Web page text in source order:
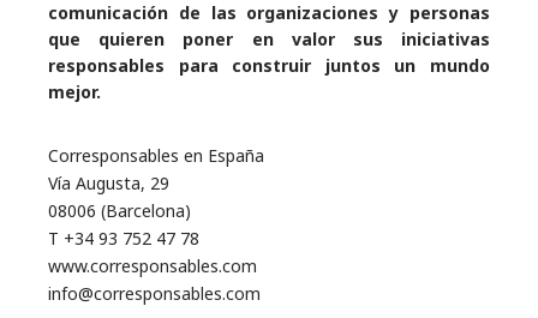
comunicación de las organizaciones y personas
que quieren poner en valor sus iniciativas
responsables para construir juntos un mundo
mejor.
Corresponsables en España
Vía Augusta, 29
08006 (Barcelona)
T +34 93 752 47 78
www.corresponsables.com
info@corresponsables.com